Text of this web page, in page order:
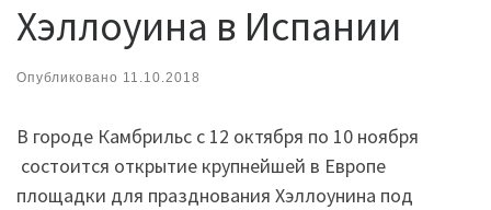
Хэллоуина в Испании
Опубликовано 11.10.2018
В городе Камбрильс с 12 октября по 10 ноября
состоится открытие крупнейшей в Европе
площадки для празднования Хэллоунина под